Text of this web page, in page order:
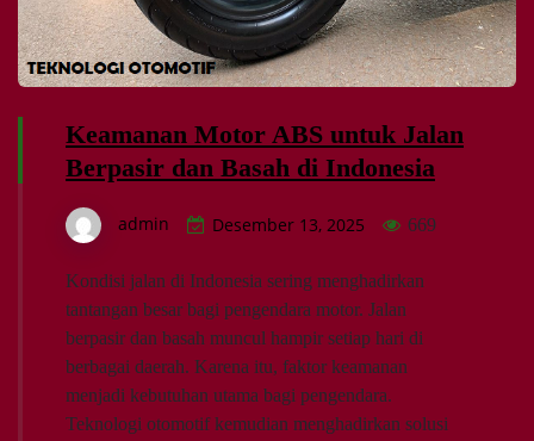
Keamanan Motor ABS untuk Jalan
Berpasir dan Basah di Indonesia
admin Desember 13, 2025 669
Kondisi jalan di Indonesia sering menghadirkan
tantangan besar bagi pengendara motor. Jalan
berpasir dan basah muncul hampir setiap hari di
berbagai daerah. Karena itu, faktor keamanan
menjadi kebutuhan utama bagi pengendara.
Teknologi otomotif kemudian menghadirkan solusi